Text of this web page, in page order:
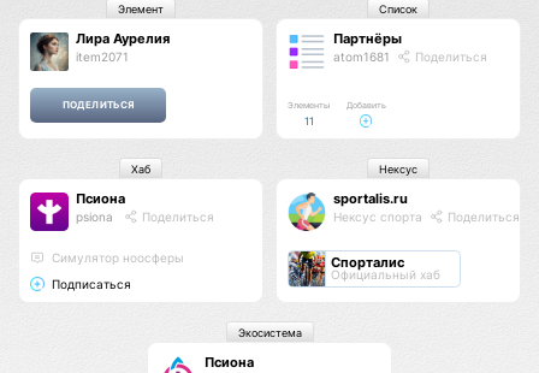
Лира Аурелия
item2071
Элемент
Партнёры
atom1681 Поделиться
Элементы
11
Добавить
Список
Псиона
psiona Поделиться
Cимулятор ноосферы
Подписаться
Хаб
sportalis.ru
Нексус спорта Поделиться
Спорталис
Официальный хаб
Нексус
Псиона
Экосистема